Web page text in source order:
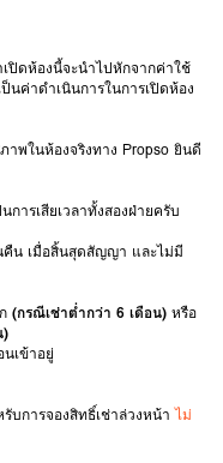
ปิดห้องนี้จะนำไปหักจากค่าใช้
ค่าดำเนินการในการเปิดห้อง
าพในห้องจริงทาง Propso ยินดี
การเสียเวลาทั้งสองฝ่ายครับ
คืน เมื่อสิ้นสุดสัญญา และไม่มี
ก(กรณีเช่าต่ำกว่า 6 เดือน) หรือ
เข้าอยู่
รับการจองสิทธิ์เช่าล่วงหน้าไม่